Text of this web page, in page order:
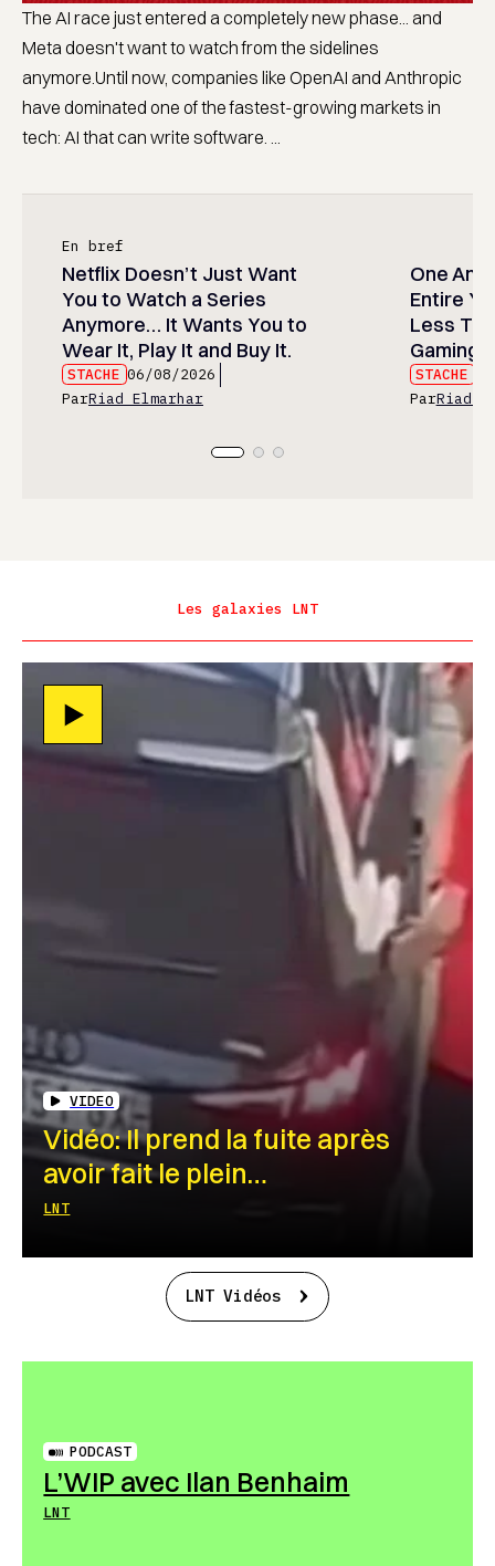
The AI race just entered a completely new phase... and
Meta doesn't want to watch from the sidelines
anymore.Until now, companies like OpenAI and Anthropic
have dominated one of the fastest-growing markets in
tech: AI that can write software. ...
En bref
Netflix Doesn’t Just Want
You to Watch a Series
Anymore… It Wants You to
Wear It, Play It and Buy It.
STACHE 06/08/2026
ParRiad Elmarhar
One
Entire
Less
Gaming
STACHE
ParRiad
Les galaxies LNT
VIDEO
Vidéo: Il prend la fuite après
avoir fait le plein…
LNT
LNT Vidéos
PODCAST
L’WIP avec Ilan Benhaim
LNT